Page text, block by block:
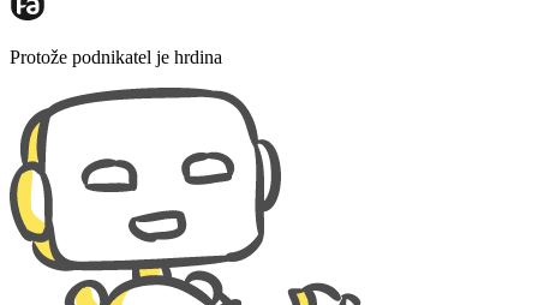
Protože podnikatel je hrdina